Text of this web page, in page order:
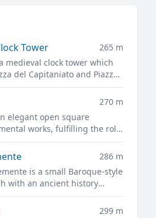
Tower
265 m
medieval clock tower which
del Capitaniato and Piazza
one of the symbols of the
270 m
elegant open square
works, fulfilling the role
of Padua.
286 m
is a small Baroque-style
with an ancient history
dei Signori.
299 m